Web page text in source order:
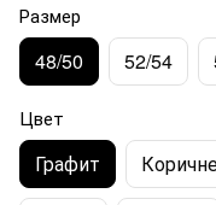
Размер
48/50 52/54
Цвет
Графит